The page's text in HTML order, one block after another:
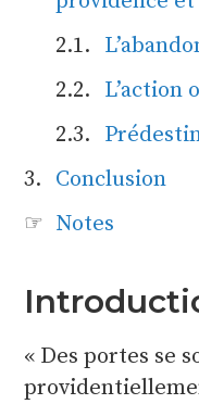
L’action
Conclusion
Notes
Des portes se